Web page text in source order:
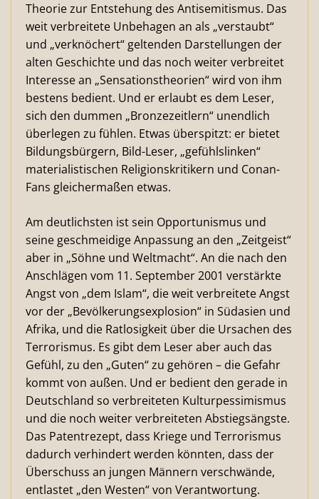
Theorie zur Entstehung des Antisemitismus. Das
weit verbreitete Unbehagen an als „verstaubt“
und „verknöchert“ geltenden Darstellungen der
alten Geschichte und das noch weiter verbreitet
Interesse an „Sensationstheorien“ wird von ihm
bestens bedient. Und er erlaubt es dem Leser,
sich den dummen „Bronzezeitlern“ unendlich
überlegen zu fühlen. Etwas überspitzt: er bietet
Bildungsbürgern, Bild-Leser, „gefühlslinken“
materialistischen Religionskritikern und Conan-
Fans gleichermaßen etwas.
Am deutlichsten ist sein Opportunismus und
seine geschmeidige Anpassung an den „Zeitgeist“
aber in „Söhne und Weltmacht“. An die nach den
Anschlägen vom 11. September 2001 verstärkte
Angst von „dem Islam“, die weit verbreitete Angst
vor der „Bevölkerungsexplosion“ in Südasien und
Afrika, und die Ratlosigkeit über die Ursachen des
Terrorismus. Es gibt dem Leser aber auch das
Gefühl, zu den „Guten“ zu gehören – die Gefahr
kommt von außen. Und er bedient den gerade in
Deutschland so verbreiteten Kulturpessimismus
und die noch weiter verbreiteten Abstiegsängste.
Das Patentrezept, dass Kriege und Terrorismus
dadurch verhindert werden könnten, dass der
Überschuss an jungen Männern verschwände,
entlastet „den Westen“ von Verantwortung.